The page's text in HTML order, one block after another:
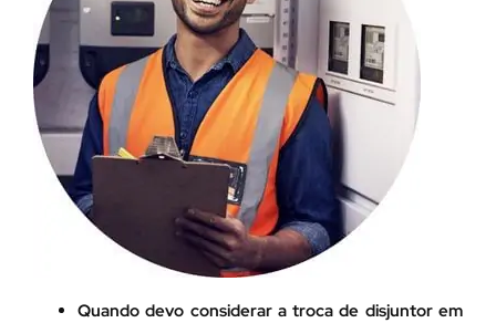
Quando devo considerar a troca de disjuntor em